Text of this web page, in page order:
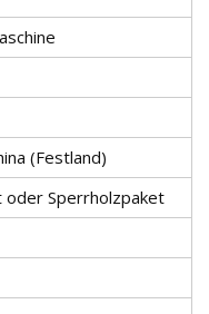
(Festland)
oder Sperrholzpaket